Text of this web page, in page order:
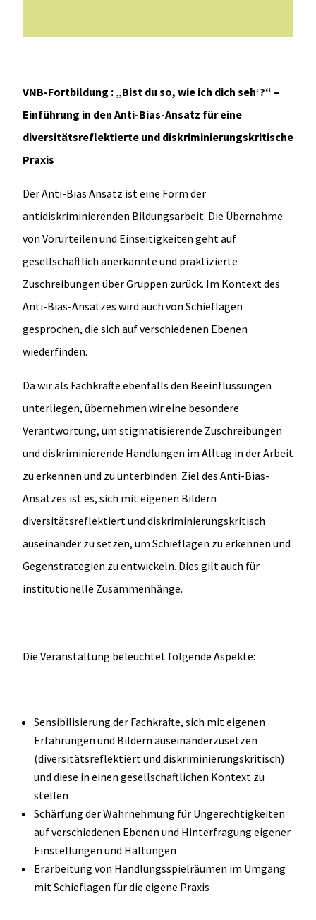
VNB-Fortbildung : „Bist du so, wie ich dich seh‘?“ –
Einführung in den Anti-Bias-Ansatz für eine
diversitätsreflektierte und diskriminierungskritische
Praxis
Der Anti-Bias Ansatz ist eine Form der
antidiskriminierenden Bildungsarbeit. Die Übernahme
von Vorurteilen und Einseitigkeiten geht auf
gesellschaftlich anerkannte und praktizierte
Zuschreibungen über Gruppen zurück. Im Kontext des
Anti-Bias-Ansatzes wird auch von Schieflagen
gesprochen, die sich auf verschiedenen Ebenen
wiederfinden.
Da wir als Fachkräfte ebenfalls den Beeinflussungen
unterliegen, übernehmen wir eine besondere
Verantwortung, um stigmatisierende Zuschreibungen
und diskriminierende Handlungen im Alltag in der Arbeit
zu erkennen und zu unterbinden. Ziel des Anti-Bias-
Ansatzes ist es, sich mit eigenen Bildern
diversitätsreflektiert und diskriminierungskritisch
auseinander zu setzen, um Schieflagen zu erkennen und
Gegenstrategien zu entwickeln. Dies gilt auch für
institutionelle Zusammenhänge.
Die Veranstaltung beleuchtet folgende Aspekte:
Sensibilisierung der Fachkräfte, sich mit eigenen
Erfahrungen und Bildern auseinanderzusetzen
(diversitätsreflektiert und diskriminierungskritisch)
und diese in einen gesellschaftlichen Kontext zu
stellen
Schärfung der Wahrnehmung für Ungerechtigkeiten
auf verschiedenen Ebenen und Hinterfragung eigener
Einstellungen und Haltungen
Erarbeitung von Handlungsspielräumen im Umgang
mit Schieflagen für die eigene Praxis